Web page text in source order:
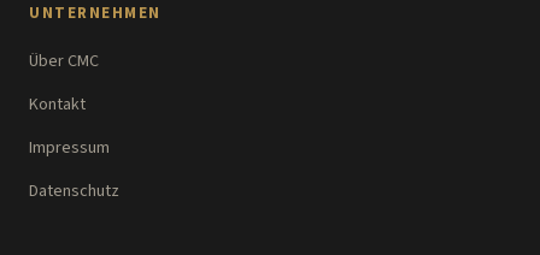
UNTERNEHMEN
Über CMC
Kontakt
Impressum
Datenschutz